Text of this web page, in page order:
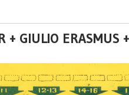
GIULIO ERASMUS